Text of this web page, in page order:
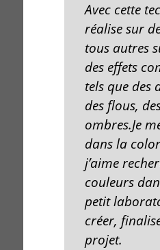
Avec cette
réalise sur
tous autres
des effets
tels que des
des flous,
ombres.Je
dans la
j’aime
couleurs
petit
créer,
projet.